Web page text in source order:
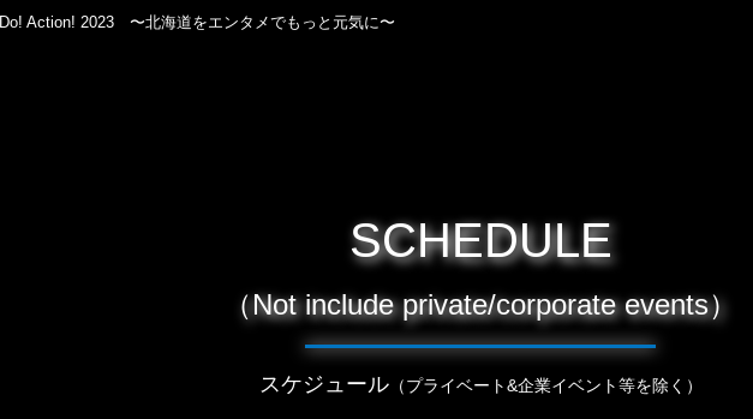
Do! Action! 2023 〜北海道をエンタメでもっと元気に〜
SCHEDULE
（Not include private/corporate events）
スケジュール（プライベート&企業イベント等を除く）